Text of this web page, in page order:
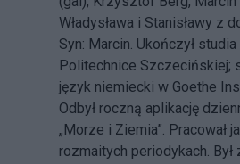
Władysława i Stanisławy z
Syn: Marcin. Ukończył
Politechnice Szczecińskiej;
język niemiecki w Goethe
Odbył roczną aplikację
„Morze i Ziemia”. Pracował
rozmaitych periodykach.